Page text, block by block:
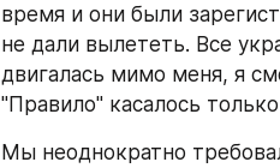
время и они были
не дали вылететь. Все
двигалась мимо меня, я
"Правило" касалось
Мы неоднократно